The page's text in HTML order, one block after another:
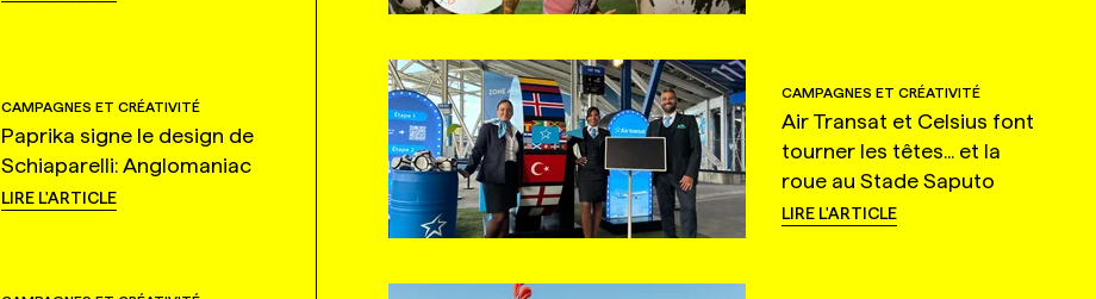
CAMPAGNES ET CRÉATIVITÉ
Paprika signe le design de
Schiaparelli: Anglomaniac
LIRE L'ARTICLE
CAMPAGNES ET CRÉATIVITÉ
Air Transat et Celsius font
tourner les têtes... et la
roue au Stade Saputo
LIRE L'ARTICLE